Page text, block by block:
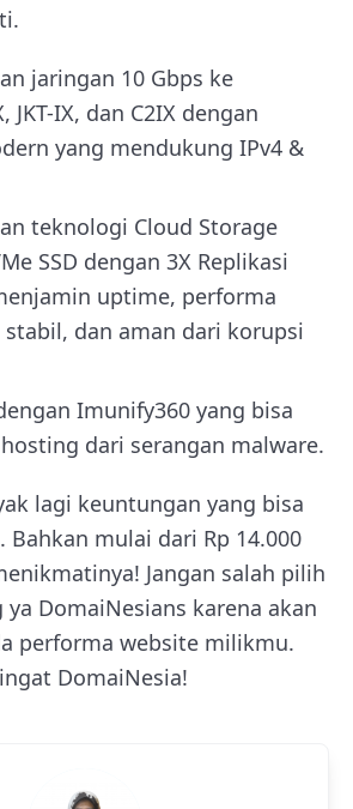
jaringan 10 Gbps ke
JKT-IX, dan C2IX dengan
yang mendukung IPv4 &
teknologi Cloud Storage
SSD dengan 3X Replikasi
uptime, performa
dan aman dari korupsi
Imunify360 yang bisa
dari serangan malware.
lagi keuntungan yang bisa
Bahkan mulai dari Rp 14.000
Jangan salah pilih
DomaiNesians karena akan
performa website milikmu.
DomaiNesia!